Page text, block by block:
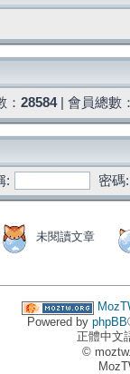
： 28584| 會員總數
:
密碼:
未閱讀文章
Powered by phpBB
正體中文
©